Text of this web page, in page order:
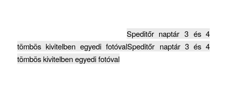
Speditőr naptár 3 és 4
tömbös kivitelben egyedi fotóvalSpeditőr naptár 3 és 4
tömbös kivitelben egyedi fotóval